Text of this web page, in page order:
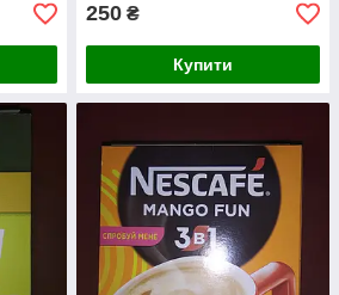
250 ₴
Купити